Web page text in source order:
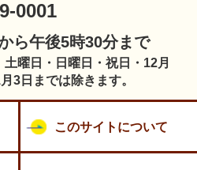
0001
ら午後5時30分まで
曜日・日曜日・祝日・12月
3日までは除きます。
このサイトについて